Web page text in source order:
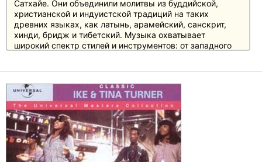
Сатхайе. Они объединили молитвы из буддийской,
христианской и индуистской традиций на таких
древних языках, как латынь, арамейский, санскрит,
хинди, бридж и тибетский. Музыка охватывает
широкий спектр стилей и инструментов: от западного
швейцарского альфорна.